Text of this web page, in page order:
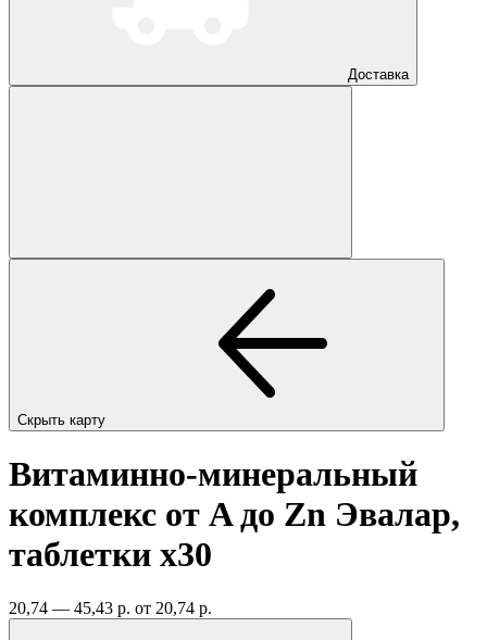
Доставка
Скрыть карту
Витаминно-минеральный
комплекс от A до Zn Эвалар,
таблетки x30
20,74 — 45,43 р. от 20,74 р.